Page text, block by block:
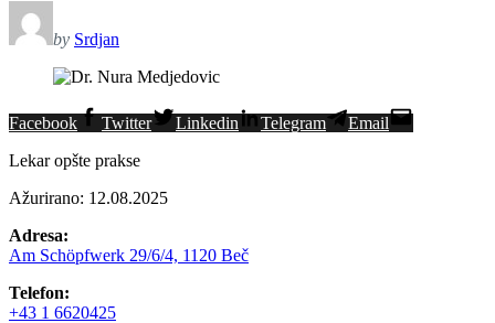
by Srdjan
Facebook Twitter Linkedin Telegram
Email
Lekar opšte prakse
Ažurirano: 12.08.2025
Adresa:
Am Schöpfwerk 29/6/4, 1120 Beč
Telefon:
+43 1 6620425